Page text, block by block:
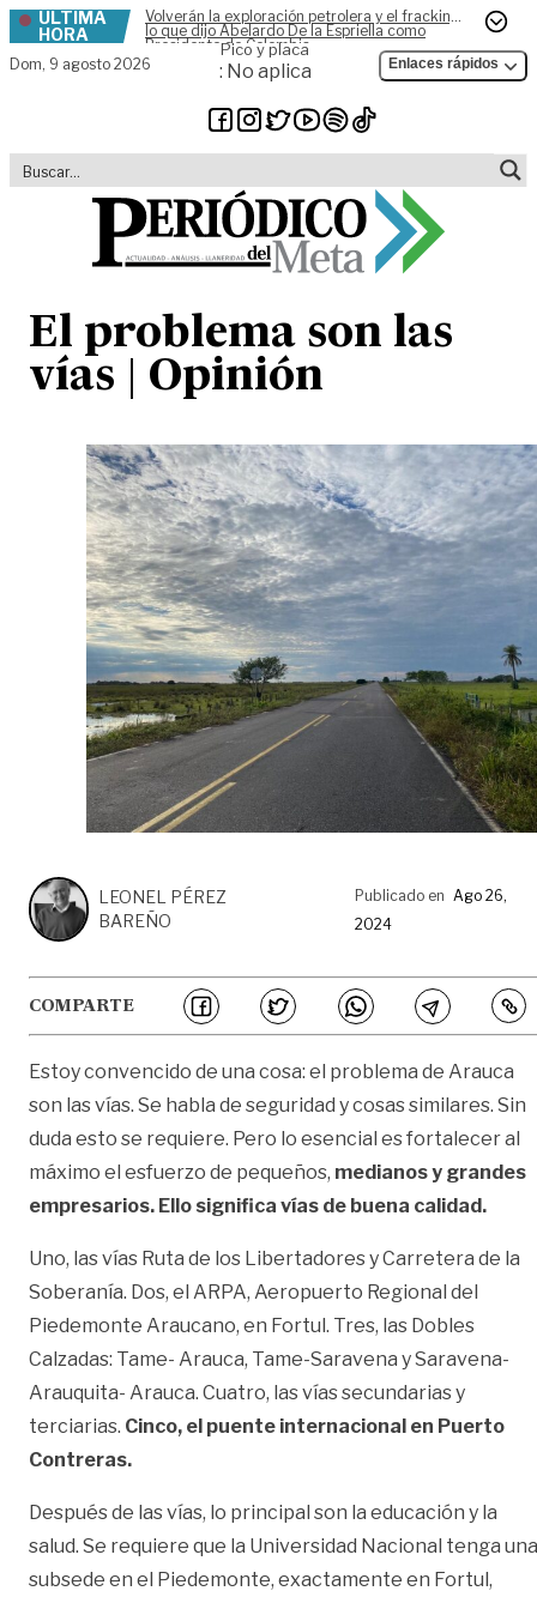
Skip to content
ÚLTIMA
HORA
Volverán la exploración petrolera y el fracking,
lo que dijo Abelardo De la Espriella como
Presidente de Colombia
Dom, 9 agosto 2026
Pico y placa
: No aplica Enlaces rápidos
El problema son las
vías | Opinión
LEONEL PÉREZ
BAREÑO
Publicado en Ago 26,
2024
COMPARTE
Estoy convencido de una cosa: el problema de Arauca
son las vías. Se habla de seguridad y cosas similares. Sin
duda esto se requiere. Pero lo esencial es fortalecer al
máximo el esfuerzo de pequeños, medianos y grandes
empresarios. Ello significa vías de buena calidad.
Uno, las vías Ruta de los Libertadores y Carretera de la
Soberanía. Dos, el ARPA, Aeropuerto Regional del
Piedemonte Araucano, en Fortul. Tres, las Dobles
Calzadas: Tame- Arauca, Tame-Saravena y Saravena-
Arauquita- Arauca. Cuatro, las vías secundarias y
terciarias. Cinco, el puente internacional en Puerto
Contreras.
Después de las vías, lo principal son la educación y la
salud. Se requiere que la Universidad Nacional tenga una
subsede en el Piedemonte, exactamente en Fortul,